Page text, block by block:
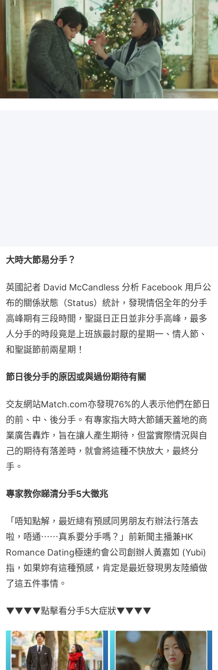
大時大節易分手？
英國記者 David McCandless 分析 Facebook 用戶公
布的關係狀態（Status）統計，發現情侶全年的分手
高峰期有三段時間，聖誕日正日並非分手高峰，最多
人分手的時段竟是上班族最討厭的星期一、情人節、
和聖誕節前兩星期！
節日後分手的原因或與過份期待有關
交友網站Match.com亦發現76%的人表示他們在節日
的前、中、後分手。有專家指大時大節鋪天蓋地的商
業廣告轟炸，旨在讓人產生期待，但當實際情況與自
己的期待有落差時，就會將這種不快放大，最終分
手。
專家教你睇清分手5大徵兆
「唔知點解，最近總有預感同男朋友冇辦法行落去
啦，唔通⋯⋯真系要分手嗎？」前新聞主播兼HK
Romance Dating極速約會公司創辦人黃嘉如 (Yubi)
指，如果妳有這種預感，肯定是最近發現男友陸續做
了這五件事情。
▼▼▼▼點擊看分手5大症狀▼▼▼▼